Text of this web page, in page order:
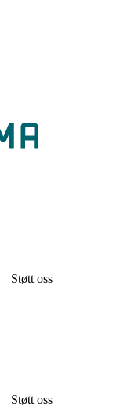
Støtt oss
Støtt oss